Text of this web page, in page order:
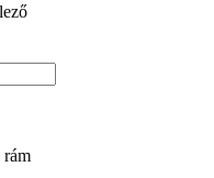
rám